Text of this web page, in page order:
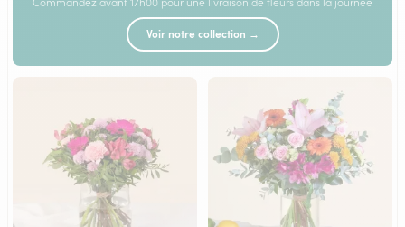
Voir notre collection →